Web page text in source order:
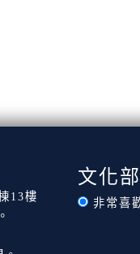
13樓
文化
非常喜